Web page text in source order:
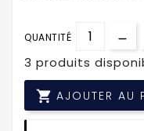
QUANTITÉ
3 produits
 AJOUTER AU